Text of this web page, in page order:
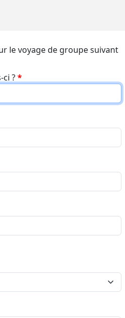
le voyage de groupe suivant
?*